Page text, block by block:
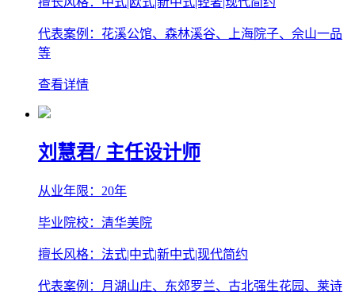
代表案例：花溪公馆、森林溪谷、上海院子、佘山一品
等
查看详情
刘慧君/ 主任设计师
从业年限：20年
毕业院校：清华美院
擅长风格：法式|中式|新中式|现代简约
代表案例：月湖山庄、东郊罗兰、古北强生花园、莱诗